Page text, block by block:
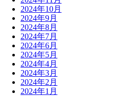
2024年10月
2024年9月
2024年8月
2024年7月
2024年6月
2024年5月
2024年4月
2024年3月
2024年2月
2024年1月